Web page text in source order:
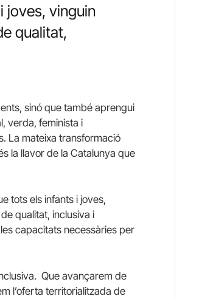
joves, vinguin
qualitat,
sinó que també aprengui
verda, feminista i
La mateixa transformació
la llavor de la Catalunya que
tots els infants i joves,
qualitat, inclusiva i
capacitats necessàries per
Que avançarem de
l’oferta territorialitzada de